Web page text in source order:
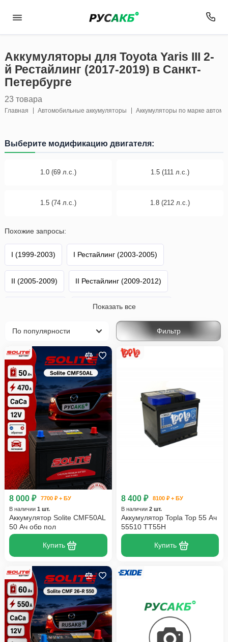
Аккумуляторы для Toyota Yaris III 2-
й Рестайлинг (2017-2019) в Санкт-
Петербурге
23 товара
Главная Автомобильные аккумуляторы Аккумуляторы по марке
Выберите модификацию двигателя:
1.0 (69 л.с.) 1.5 (111 л.с.)
1.5 (74 л.с.) 1.8 (212 л.с.)
Похожие запросы:
I (1999-2003) I Рестайлинг (2003-2005)
II (2005-2009) II Рестайлинг (2009-2012)
III Рестайлинг (2014-2017)
IV (2020-н.в.) Toyota
Показать все
Фильтр
8 000 ₽
7700 ₽ + БУ
В наличии 1 шт.
Аккумулятор Solite CMF50AL
50 Ач обр пол
Купить
8 400 ₽
8100 ₽ + БУ
В наличии 2 шт.
Аккумулятор Topla Top 55 Ач
55510 TT55H
Купить